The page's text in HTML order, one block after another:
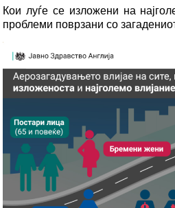
Кои луѓе се изложени на
проблеми поврзани со